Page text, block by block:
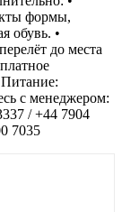
формы,
обувь. •
до места
с менеджером:
/ +44 7904
7035